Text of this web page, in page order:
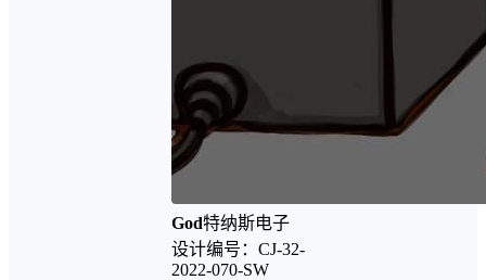
God特纳斯电子
设计编号：CJ-32-
2022-070-SW